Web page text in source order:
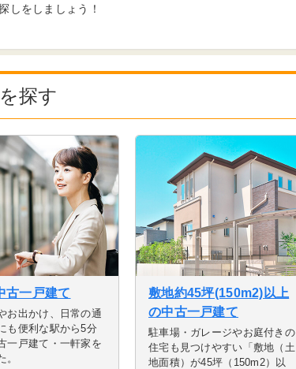
しをしましょう！
探す
古一戸建て
お出かけ、日常の通
も便利な駅から5分
一戸建て・一軒家を
。
敷地約45坪(150m2)以上
の中古一戸建て
駐車場・ガレージやお庭付きの
住宅も見つけやすい「敷地（土
地面積）が45坪（150m2）以